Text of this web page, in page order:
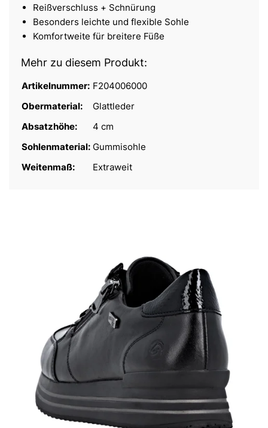
Reißverschluss + Schnürung
Besonders leichte und flexible Sohle
Komfortweite für breitere Füße
Mehr zu diesem Produkt:
Artikelnummer: F204006000
Obermaterial:
Glattleder
Absatzhöhe:
4 cm
Sohlenmaterial: Gummisohle
Weitenmaß:
Extraweit